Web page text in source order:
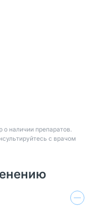
о наличии препаратов.
с врачом